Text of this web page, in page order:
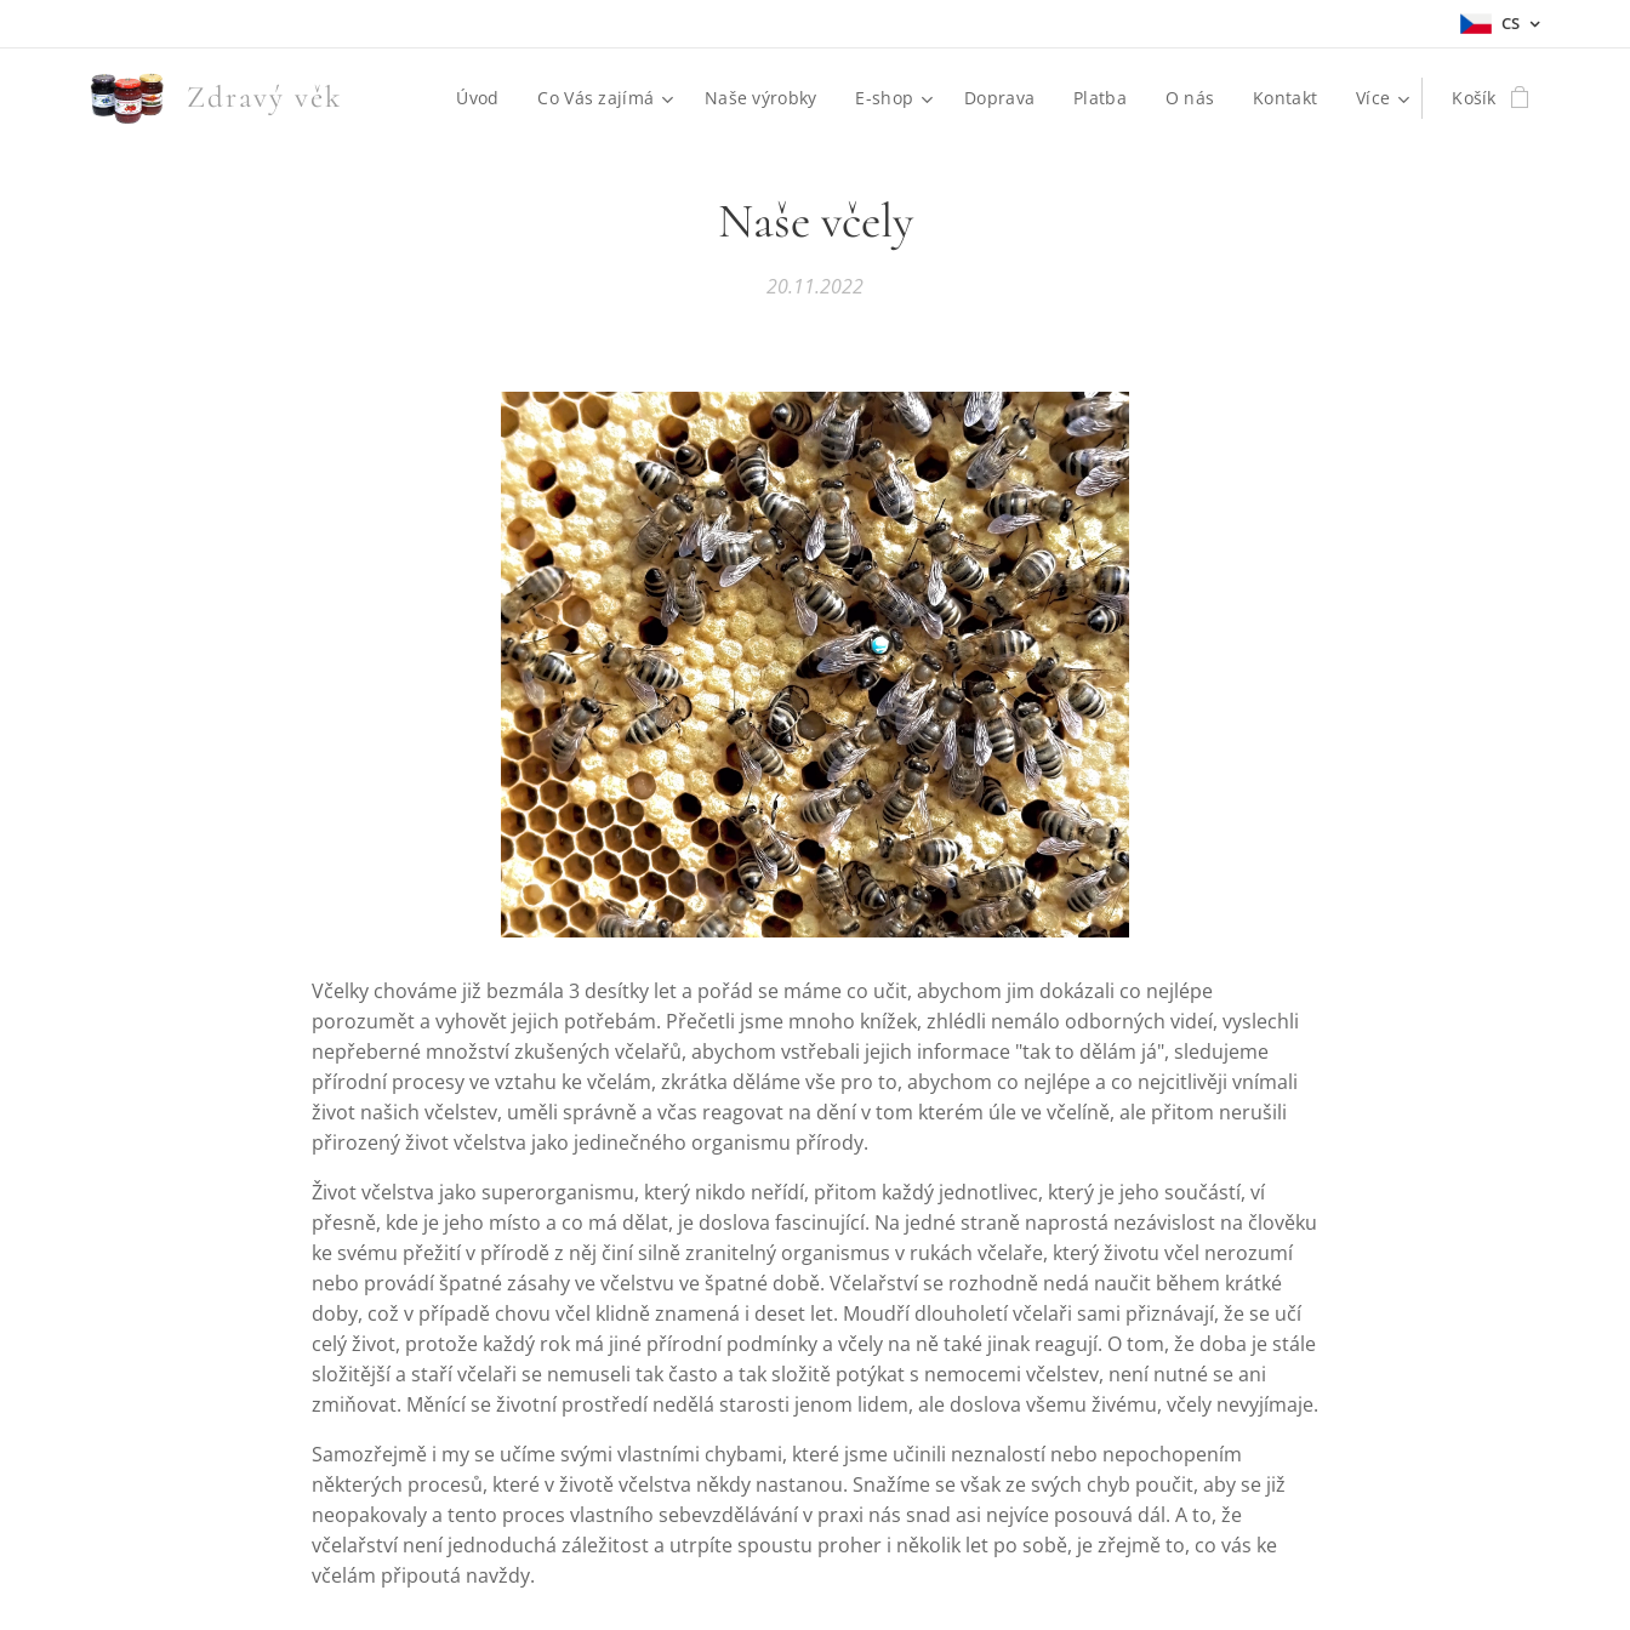
CS
Zdravý věk Úvod Co Vás zajímá Naše výrobky E-shop Doprava Platba O nás Kontakt Více Košík
Naše včely
20.11.2022
Včelky chováme již bezmála 3 desítky let a pořád se máme co učit, abychom jim dokázali co nejlépe
porozumět a vyhovět jejich potřebám. Přečetli jsme mnoho knížek, zhlédli nemálo odborných videí, vyslechli
nepřeberné množství zkušených včelařů, abychom vstřebali jejich informace "tak to dělám já", sledujeme
přírodní procesy ve vztahu ke včelám, zkrátka děláme vše pro to, abychom co nejlépe a co nejcitlivěji vnímali
život našich včelstev, uměli správně a včas reagovat na dění v tom kterém úle ve včelíně, ale přitom nerušili
přirozený život včelstva jako jedinečného organismu přírody.
Život včelstva jako superorganismu, který nikdo neřídí, přitom každý jednotlivec, který je jeho součástí, ví
přesně, kde je jeho místo a co má dělat, je doslova fascinující. Na jedné straně naprostá nezávislost na člověku
ke svému přežití v přírodě z něj činí silně zranitelný organismus v rukách včelaře, který životu včel nerozumí
nebo provádí špatné zásahy ve včelstvu ve špatné době. Včelařství se rozhodně nedá naučit během krátké
doby, což v případě chovu včel klidně znamená i deset let. Moudří dlouholetí včelaři sami přiznávají, že se učí
celý život, protože každý rok má jiné přírodní podmínky a včely na ně také jinak reagují. O tom, že doba je stále
složitější a staří včelaři se nemuseli tak často a tak složitě potýkat s nemocemi včelstev, není nutné se ani
zmiňovat. Měnící se životní prostředí nedělá starosti jenom lidem, ale doslova všemu živému, včely nevyjímaje.
Samozřejmě i my se učíme svými vlastními chybami, které jsme učinili neznalostí nebo nepochopením
některých procesů, které v životě včelstva někdy nastanou. Snažíme se však ze svých chyb poučit, aby se již
neopakovaly a tento proces vlastního sebevzdělávání v praxi nás snad asi nejvíce posouvá dál. A to, že
včelařství není jednoduchá záležitost a utrpíte spoustu proher i několik let po sobě, je zřejmě to, co vás ke
včelám připoutá navždy.